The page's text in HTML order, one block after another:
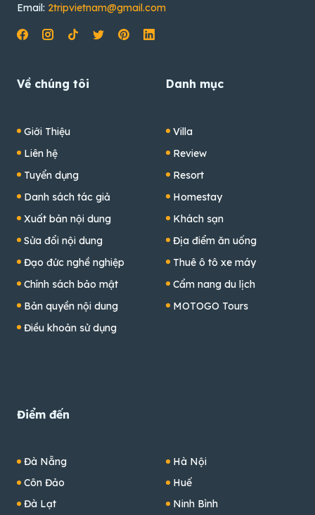
Email: 2tripvietnam@gmail.com
Về chúng tôi
Giới Thiệu
Liên hệ
Tuyển dụng
Danh sách tác giả
Xuất bản nội dung
Sửa đổi nội dung
Đạo đức nghề nghiệp
Chính sách bảo mật
Bản quyền nội dung
Điều khoản sử dụng
Danh mục
Villa
Review
Resort
Homestay
Khách sạn
Địa điểm ăn uống
Thuê ô tô xe máy
Cẩm nang du lịch
MOTOGO Tours
Điểm đến
Đà Nẵng
Côn Đảo
Đà Lạt
Hà Nội
Huế
Ninh Bình